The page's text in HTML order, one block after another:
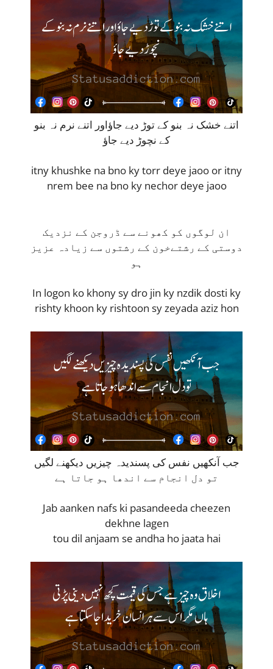
اتنے خشک نہ بنو کے توڑ دیے جاؤاور اتنے نرم نہ بنو
کے نچوڑ دیے جاؤ
itny khushke na bno ky torr deye jaoo or itny
nrem bee na bno ky nechor deye jaoo
ان لوگوں کو کھونے سے ڈروجن کے نزدیک
دوستی کے رشتےخون کے رشتوں سے زیادہ عزیز
ہو
In logon ko khony sy dro jin ky nzdik dosti ky
rishty khoon ky rishtoon sy zeyada aziz hon
جب آنکھیں نفس کی پسندیدہ چیزیں دیکھنے لگیں
تو دل انجام سے اندھا ہو جاتا ہے
Jab aanken nafs ki pasandeeda cheezen
dekhne lagen
tou dil anjaam se andha ho jaata hai